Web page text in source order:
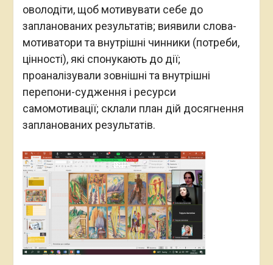
оволодіти, щоб мотивувати себе до
запланованих результатів; виявили слова-
мотиватори та внутрішні чинники (потреби,
цінності), які спонукають до дії;
проаналізували зовнішні та внутрішні
перепони-судження і ресурси
самомотивації; склали план дій досягнення
запланованих результатів.